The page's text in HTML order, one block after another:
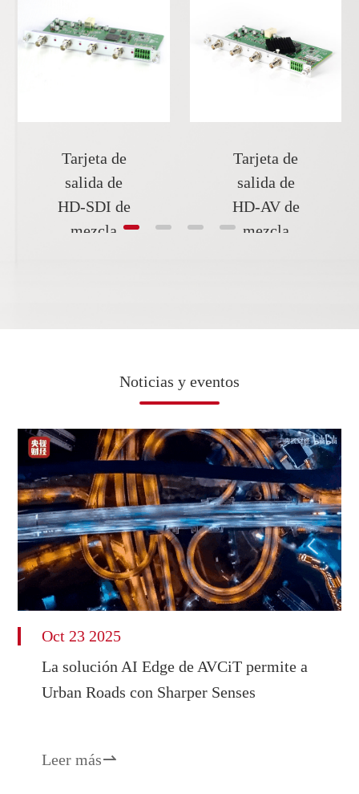
Tarjeta de
salida de
HD-SDI de
mezcla
Tarjeta de
salida de
HD-AV de
mezcla
Noticias y eventos
Oct 23 2025
La solución AI Edge de AVCiT permite a
Urban Roads con Sharper Senses
Leer más